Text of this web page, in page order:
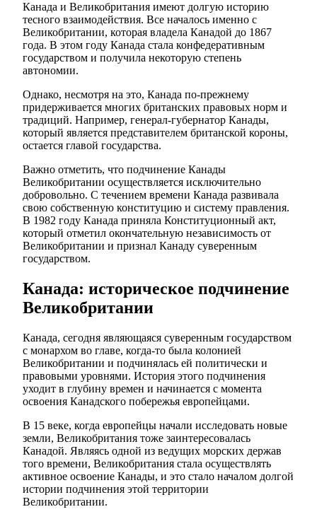
Канада и Великобритания имеют долгую историю
тесного взаимодействия. Все началось именно с
Великобритании, которая владела Канадой до 1867
года. В этом году Канада стала конфедеративным
государством и получила некоторую степень
автономии.
Однако, несмотря на это, Канада по-прежнему
придерживается многих британских правовых норм и
традиций. Например, генерал-губернатор Канады,
который является представителем британской короны,
остается главой государства.
Важно отметить, что подчинение Канады
Великобритании осуществляется исключительно
добровольно. С течением времени Канада развивала
свою собственную конституцию и систему правления.
В 1982 году Канада приняла Конституционный акт,
который отметил окончательную независимость от
Великобритании и признал Канаду суверенным
государством.
Канада: историческое подчинение
Великобритании
Канада, сегодня являющаяся суверенным государством
с монархом во главе, когда-то была колонией
Великобритании и подчинялась ей политически и
правовыми уровнями. История этого подчинения
уходит в глубину времен и начинается с момента
освоения Канадского побережья европейцами.
В 15 веке, когда европейцы начали исследовать новые
земли, Великобритания тоже заинтересовалась
Канадой. Являясь одной из ведущих морских держав
того времени, Великобритания стала осуществлять
активное освоение Канады, и это стало началом долгой
истории подчинения этой территории
Великобритании.